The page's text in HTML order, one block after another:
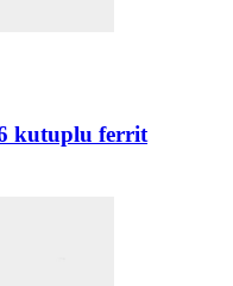
kutuplu ferrit